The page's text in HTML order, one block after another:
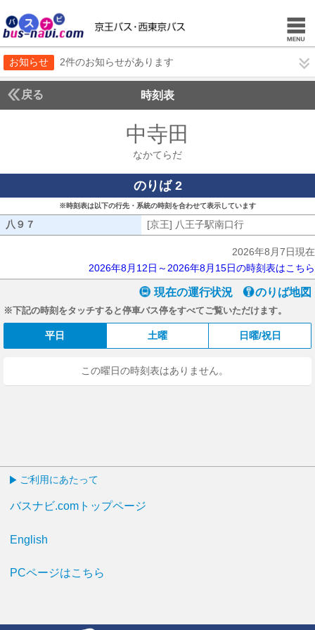
お知らせ 2件のお知らせがあります
戻る 時刻表
中寺田
なかてらだ
のりば 2
※時刻表は以下の行先・系統の時刻を合わせて表示しています
八９７ [京王] 八王子駅南口行
2026年8月7日現在
2026年8月12日～2026年8月15日の時刻表はこちら
現在の運行状況 のりば地図
※下記の時刻をタッチすると停車バス停をすべてご覧いただけます。
平日 土曜 日曜/祝日
この曜日の時刻表はありません。
ご利用にあたって
バスナビ.comトップページ
English
PCページはこちら